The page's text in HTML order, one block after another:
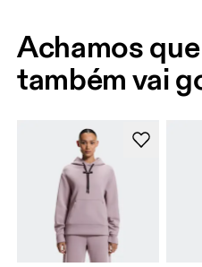
Achamos
também vai